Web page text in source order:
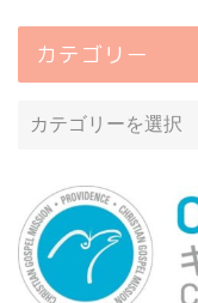
カテゴリー